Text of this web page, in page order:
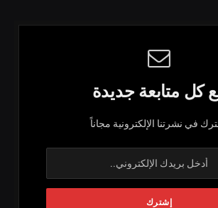
كل متابعة جديدة
في نشرتنا الإلكترونية مجاناً